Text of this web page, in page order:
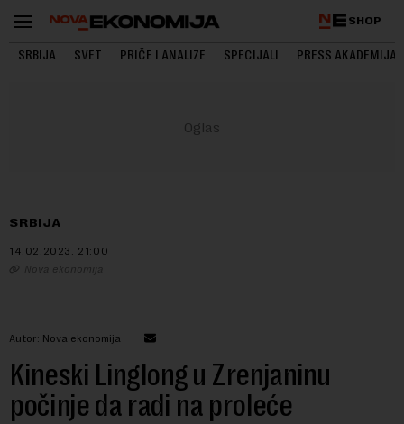
SHOP
SRBIJA SVET PRIČE I ANALIZE SPECIJALI PRESS AKADEMIJA
SRBIJA
14.02.2023. 21:00
Nova ekonomija
Autor: Nova ekonomija
Kineski Linglong u Zrenjaninu
počinje da radi na proleće